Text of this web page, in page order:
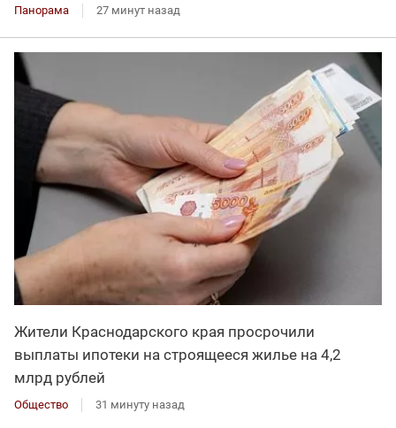
Панорама 27 минут назад
Жители Краснодарского края просрочили
выплаты ипотеки на строящееся жилье на 4,2
млрд рублей
Общество 31 минуту назад